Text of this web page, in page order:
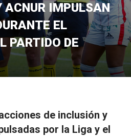
ACNUR IMPULSAN
EL
PARTIDO DE
de inclusión y
por la Liga y el